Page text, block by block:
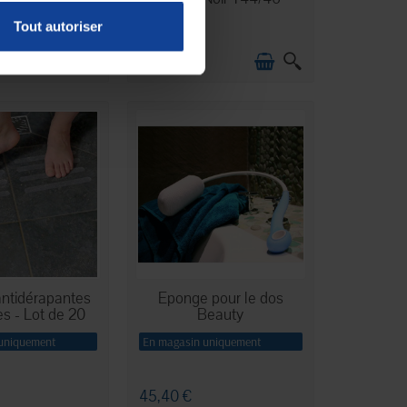
Tout autoriser
- Lot de 20
Eponge pour le dos
Beauty
En magasin uniquement
45,40 €